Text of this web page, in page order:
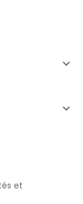
keyboard_arrow_down
keyboard_arrow_down
et